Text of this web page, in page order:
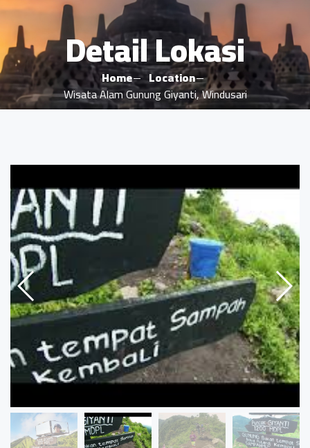
Detail Lokasi
Home
Location
Wisata Alam Gunung Giyanti, Windusari